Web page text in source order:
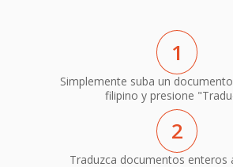
1
Simplemente suba un
filipino y presione
2
Traduzca documentos enteros